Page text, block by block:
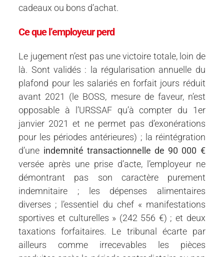
cadeaux ou bons d’achat.
Ce que l’employeur perd
Le jugement n’est pas une victoire totale, loin de
là. Sont validés : la régularisation annuelle du
plafond pour les salariés en forfait jours réduit
avant 2021 (le BOSS, mesure de faveur, n’est
opposable à l’URSSAF qu’à compter du 1er
janvier 2021 et ne permet pas d’exonérations
pour les périodes antérieures) ; la réintégration
d’une indemnité transactionnelle de 90 000 €
versée après une prise d’acte, l’employeur ne
démontrant pas son caractère purement
indemnitaire ; les dépenses alimentaires
diverses ; l’essentiel du chef « manifestations
sportives et culturelles » (242 556 €) ; et deux
taxations forfaitaires. Le tribunal écarte par
ailleurs comme irrecevables les pièces